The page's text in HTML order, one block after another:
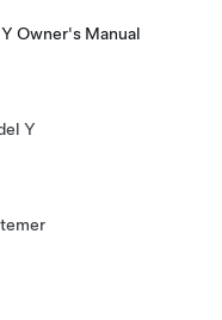
Owner's Manual
Y